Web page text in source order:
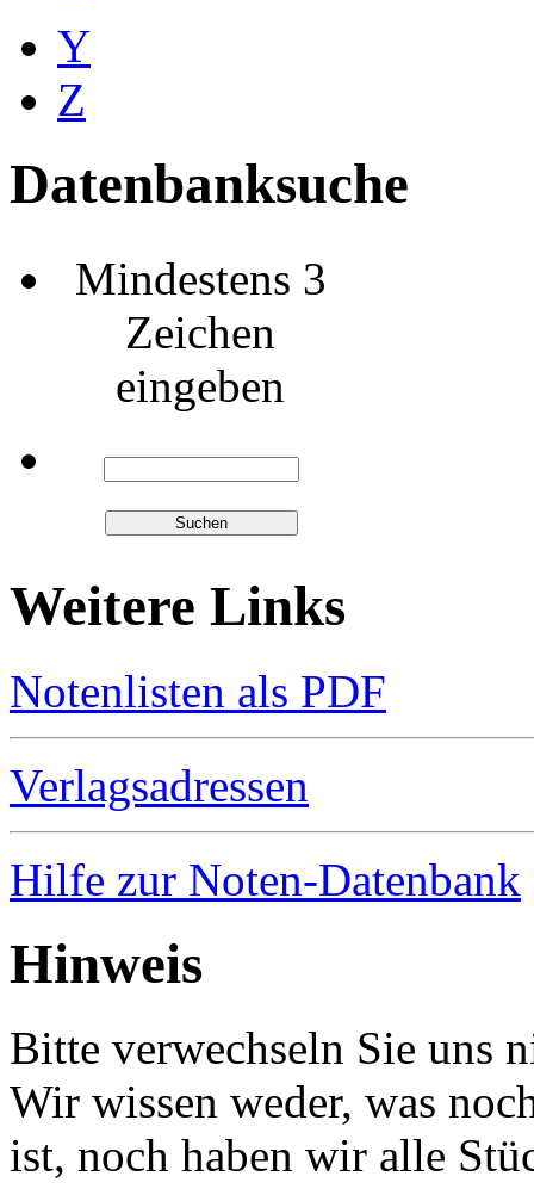
Y
Z
Datenbanksuche
Mindestens 3
Zeichen
eingeben
Weitere Links
Notenlisten als PDF
Verlagsadressen
Hilfe zur Noten-Datenbank
Hinweis
Bitte verwechseln Sie uns
Wir wissen weder, was
ist, noch haben wir alle